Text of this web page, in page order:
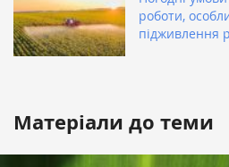
роботи,
підживлення
Матеріали до теми